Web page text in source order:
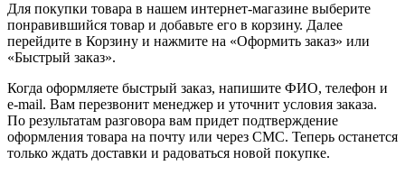
Для покупки товара в нашем интернет-магазине выберите
понравившийся товар и добавьте его в корзину. Далее
перейдите в Корзину и нажмите на «Оформить заказ» или
«Быстрый заказ».
Когда оформляете быстрый заказ, напишите ФИО, телефон и
e-mail. Вам перезвонит менеджер и уточнит условия заказа.
По результатам разговора вам придет подтверждение
оформления товара на почту или через СМС. Теперь останется
только ждать доставки и радоваться новой покупке.